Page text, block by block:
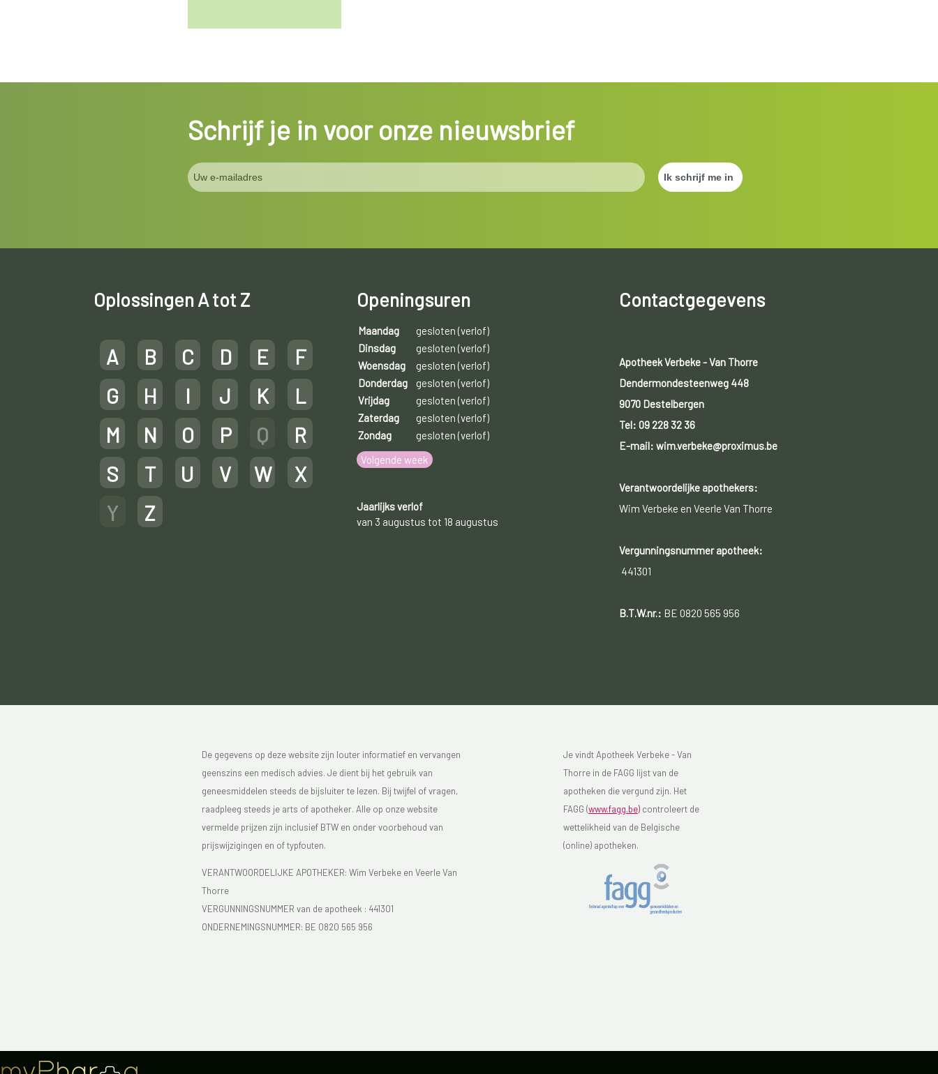
Schrijf je in voor onze nieuwsbrief
Oplossingen A tot Z
A B C D E
F
G
H I J K
L
M
N O P Q
R
S
T U V W
X
Y
Z
Openingsuren
Maandag
gesloten (verlof)
Dinsdag
gesloten (verlof)
Woensdag
gesloten (verlof)
Donderdag
gesloten (verlof)
Vrijdag
gesloten (verlof)
Zaterdag
gesloten (verlof)
Zondag
gesloten (verlof)
Volgende week
Jaarlijks verlof
van 3 augustus tot 18 augustus
Contactgegevens
Apotheek Verbeke - Van Thorre
Dendermondesteenweg 448
9070 Destelbergen
Tel: 09 228 32 36
E-mail: wim.verbeke@proximus.be
Verantwoordelijke apothekers:
Wim Verbeke en Veerle Van Thorre
Vergunningsnummer apotheek:
441301
B.T.W.nr.: BE 0820 565 956
De gegevens op deze website zijn louter informatief en vervangen
geenszins een medisch advies. Je dient bij het gebruik van
geneesmiddelen steeds de bijsluiter te lezen. Bij twijfel of vragen,
raadpleeg steeds je arts of apotheker. Alle op onze website
vermelde prijzen zijn inclusief BTW en onder voorbehoud van
prijswijzigingen en of typfouten.
VERANTWOORDELIJKE APOTHEKER: Wim Verbeke en Veerle Van
Thorre
VERGUNNINGSNUMMER van de apotheek : 441301
ONDERNEMINGSNUMMER: BE 0820 565 956
Je vindt Apotheek Verbeke - Van
Thorre in de FAGG lijst van de
apotheken die vergund zijn. Het
FAGG (www.fagg.be)controleert de
wettelikheid van de Belgische
(online) apotheken.